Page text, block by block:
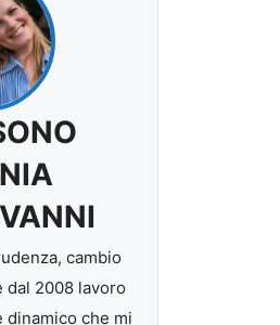
cambio
dal 2008 lavoro
dinamico che mi